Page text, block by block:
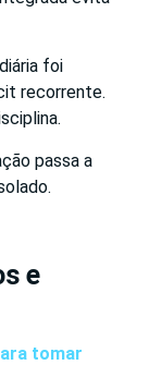
foi
recorrente.
passa a
e
tomar